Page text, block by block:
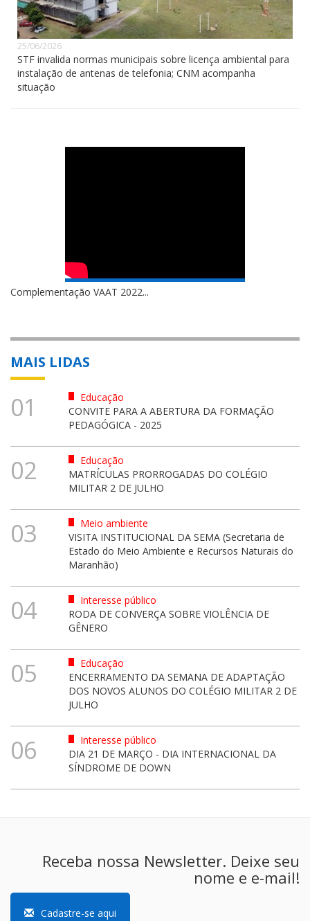
25/06/2026
STF invalida normas municipais sobre licença ambiental para
instalação de antenas de telefonia; CNM acompanha
situação
Complementação VAAT 2022...
MAIS LIDAS
01
Educação
CONVITE PARA A ABERTURA DA FORMAÇÃO
PEDAGÓGICA - 2025
02
Educação
MATRÍCULAS PRORROGADAS DO COLÉGIO
MILITAR 2 DE JULHO
03
Meio ambiente
VISITA INSTITUCIONAL DA SEMA (Secretaria de
Estado do Meio Ambiente e Recursos Naturais do
Maranhão)
04
Interesse público
RODA DE CONVERÇA SOBRE VIOLÊNCIA DE
GÊNERO
05
Educação
ENCERRAMENTO DA SEMANA DE ADAPTAÇÃO
DOS NOVOS ALUNOS DO COLÉGIO MILITAR 2 DE
JULHO
06
Interesse público
DIA 21 DE MARÇO - DIA INTERNACIONAL DA
SÍNDROME DE DOWN
Receba nossa Newsletter. Deixe seu
nome e e-mail!
Cadastre-se aqui